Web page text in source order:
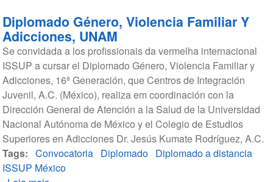
Diplomado Género, Violencia Familiar Y
Adicciones, UNAM
Se convidada a los profissionais da vermelha internacional
ISSUP a cursar el Diplomado Género, Violencia Familiar y
Adicciones, 16ª Generación, que Centros de Integración
Juvenil, A.C. (México), realiza em coordinación con la
Dirección General de Atención a la Salud de la Universidad
Nacional Autónoma de México y el Colegio de Estudios
Superiores en Adicciones Dr. Jesús Kumate Rodríguez, A.C.
Tags
Convocatoria Diplomado Diplomado a distancia
ISSUP México